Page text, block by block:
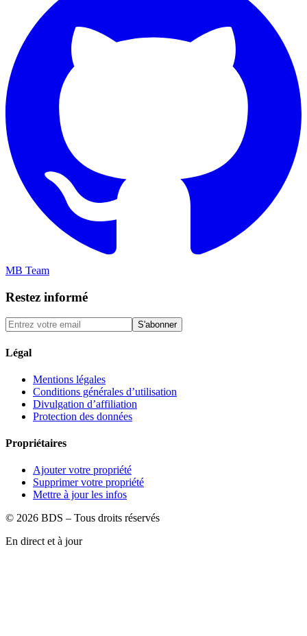
MB Team
Restez informé
S'abonner
Légal
Mentions légales
Conditions générales d’utilisation
Divulgation d’affiliation
Protection des données
Propriétaires
Ajouter votre propriété
Supprimer votre propriété
Mettre à jour les infos
© 2026 BDS – Tous droits réservés
En direct et à jour